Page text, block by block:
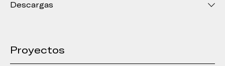
Descargas
Proyectos